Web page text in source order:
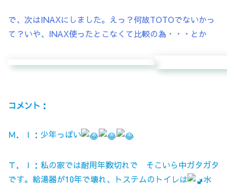
で、次はINAXにしました。えっ？何故TOTOでないかっ
て？いや、INAX使ったとこなくて比較の為・・・とか
コメント：
Ｍ．Ｉ：少年っぽい
Ｔ．Ｉ：私の家では耐用年数切れで そこいら中ガタガタ
です。給湯器が10年で壊れ、トステムのトイレは
水